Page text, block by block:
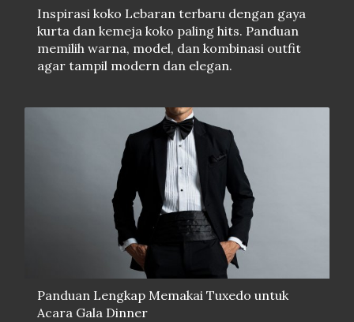
Inspirasi koko Lebaran terbaru dengan gaya
kurta dan kemeja koko paling hits. Panduan
memilih warna, model, dan kombinasi outfit
agar tampil modern dan elegan.
Panduan Lengkap Memakai Tuxedo untuk
Acara Gala Dinner